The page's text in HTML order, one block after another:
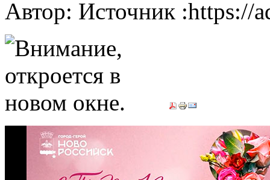
Автор: Источник :https://